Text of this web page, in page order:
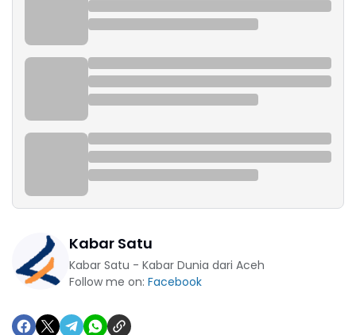
Kabar Satu
Kabar Satu - Kabar Dunia dari Aceh
Follow me on: Facebook